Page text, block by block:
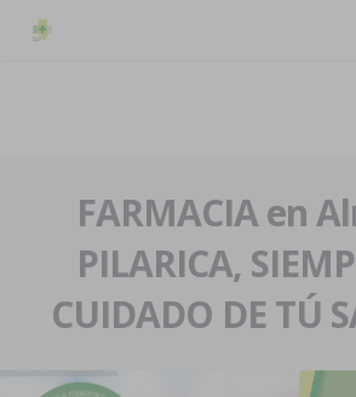
La farmacia
Nuestra historia
Nuestro equipo
Eventos
Servicios y reservas
Pedidos express
FARMACIA en
PILARICA,
CUIDADO DE TÚ